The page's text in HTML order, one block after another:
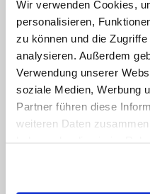
Wir verwenden Cookies,
personalisieren,
zu können und die
analysieren. Außerdem
Verwendung unserer
soziale Medien, Werbung
Partner führen diese
weiteren Daten
Im Gegensatz zur
der "Twomplet"
eingebracht. Die
entsprechend
geteilt und den
einer Komplet mit